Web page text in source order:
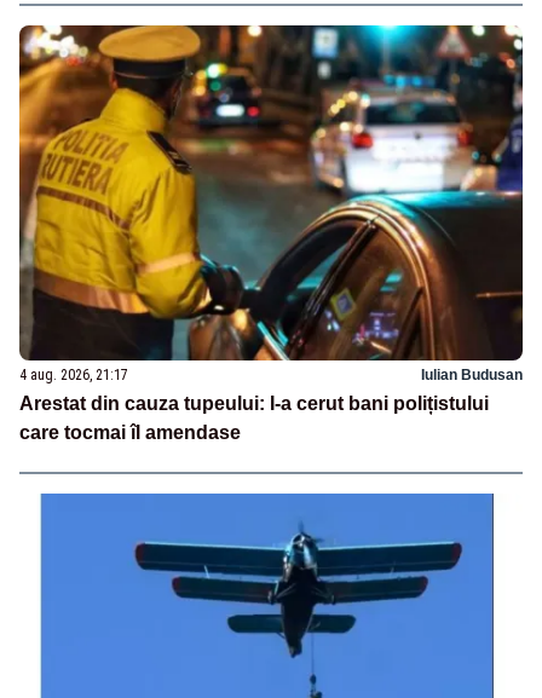
4 aug. 2026, 21:17 Iulian Budusan
Arestat din cauza tupeului: I-a cerut bani polițistului
care tocmai îl amendase